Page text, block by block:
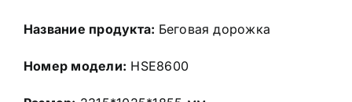
Название продукта: Беговая дорожка
Номер модели: HSE8600